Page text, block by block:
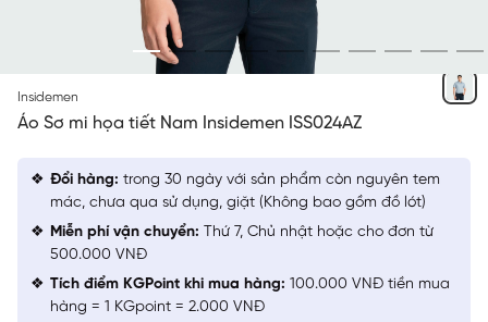
Insidemen
Áo Sơ mi họa tiết Nam Insidemen ISS024AZ
Đổi hàng: trong 30 ngày với sản phẩm còn nguyên tem
mác, chưa qua sử dụng, giặt (Không bao gồm đồ lót)
Miễn phí vận chuyển: Thứ 7, Chủ nhật hoặc cho đơn từ
500.000 VNĐ
Tích điểm KGPoint khi mua hàng: 100.000 VNĐ tiền mua
hàng = 1 KGpoint = 2.000 VNĐ